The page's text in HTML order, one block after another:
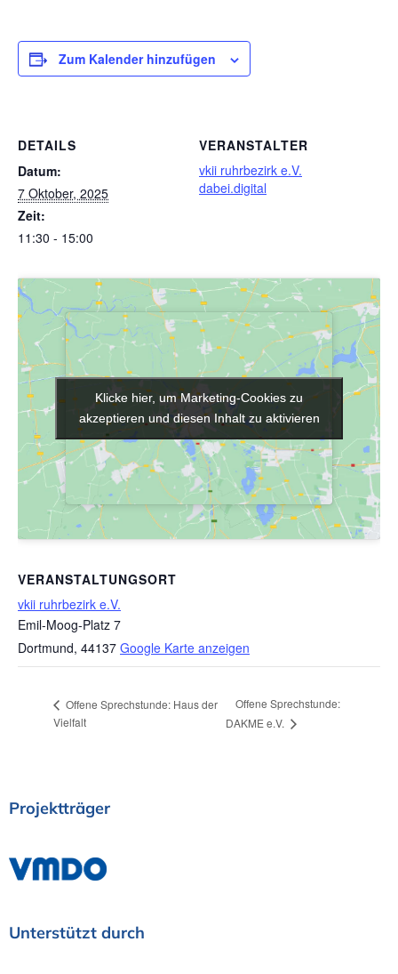
Zum Kalender hinzufügen
DETAILS
Datum:
7 Oktober, 2025
Zeit:
11:30 - 15:00
VERANSTALTER
vkii ruhrbezirk e.V.
dabei.digital
VERANSTALTUNGSORT
vkii ruhrbezirk e.V.
Emil-Moog-Platz 7
Dortmund, 44137 Google Karte anzeigen
Klicke hier, um Marketing-Cookies zu
akzeptieren und diesen Inhalt zu aktivieren
Klicke hier, um Marketing-Cookies zu
akzeptieren und diesen Inhalt zu aktivieren
Offene Sprechstunde: Haus der
Vielfalt
Offene Sprechstunde:
DAKME e.V.
Projektträger
Unterstützt durch